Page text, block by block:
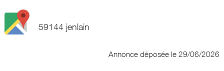
59144 jenlain
Annonce déposée le 29/06/2026